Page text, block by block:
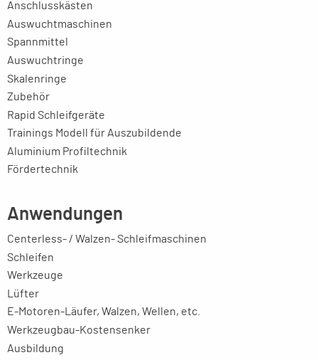
Anschlusskästen
Auswuchtmaschinen
Spannmittel
Auswuchtringe
Skalenringe
Zubehör
Rapid Schleifgeräte
Trainings Modell für Auszubildende
Aluminium Profiltechnik
Fördertechnik
Anwendungen
Centerless- / Walzen- Schleifmaschinen
Schleifen
Werkzeuge
Lüfter
E-Motoren-Läufer, Walzen, Wellen, etc.
Werkzeugbau-Kostensenker
Ausbildung